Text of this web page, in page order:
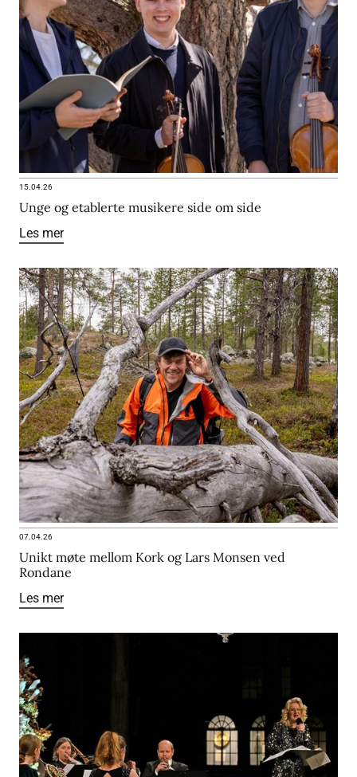
15.04.26
Unge og etablerte musikere side om side
Les mer
07.04.26
Unikt møte mellom Kork og Lars Monsen ved
Rondane
Les mer